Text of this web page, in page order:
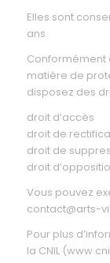
Elles sont
ans.
Conformément
matière de
disposez des
droit d’accès
droit de
droit de
droit
Vous pouvez
contact@arts-
Pour plus
la CNIL